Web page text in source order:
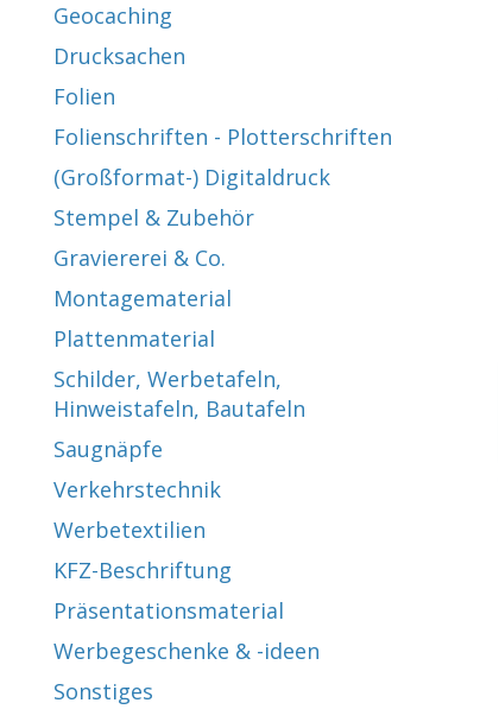
Geocaching
Drucksachen
Folien
Folienschriften - Plotterschriften
(Großformat-) Digitaldruck
Stempel & Zubehör
Graviererei & Co.
Montagematerial
Plattenmaterial
Schilder, Werbetafeln,
Hinweistafeln, Bautafeln
Saugnäpfe
Verkehrstechnik
Werbetextilien
KFZ-Beschriftung
Präsentationsmaterial
Werbegeschenke & -ideen
Sonstiges